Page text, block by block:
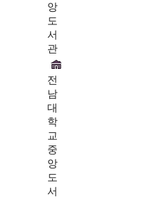
앙
도
서
관
전
남
대
학
교
중
앙
도
서